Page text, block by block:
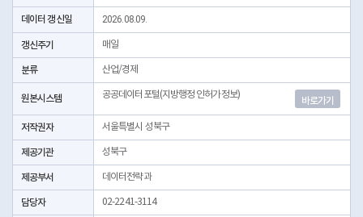
데이터 갱신일 2026.08.09.
갱신주기 매일
분류 산업/경제
원본시스템 공공데이터포털(지방행정 인허가정보)
바로가기
저작권자 서울특별시 성북구
제공기관 성북구
제공부서 데이터전략과
담당자 02-2241-3114